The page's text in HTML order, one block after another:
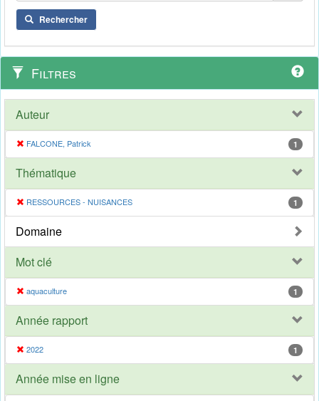
Rechercher
Filtres
Auteur
FALCONE, Patrick 1
Thématique
RESSOURCES - NUISANCES 1
Domaine
Mot clé
aquaculture 1
Année rapport
2022 1
Année mise en ligne